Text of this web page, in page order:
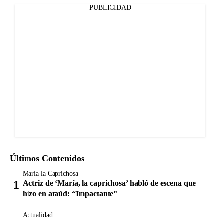
PUBLICIDAD
Últimos Contenidos
María la Caprichosa
Actriz de ‘María, la caprichosa’ habló de escena que
hizo en ataúd: “Impactante”
Actualidad